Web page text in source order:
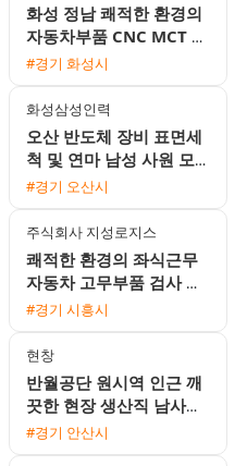
화성 정남 쾌적한 환경의
자동차부품 CNC MCT 생
산직 채용
#경기 화성시
화성삼성인력
오산 반도체 장비 표면세
척 및 연마 남성 사원 모
집 (월 360만~400만원
#경기 오산시
주식회사 지성로지스
쾌적한 환경의 좌식근무
자동차 고무부품 검사 및
사상 사원 모집
#경기 시흥시
현창
반월공단 원시역 인근 깨
끗한 현장 생산직 남사원
모집 매월 상여금 약 35만
#경기 안산시